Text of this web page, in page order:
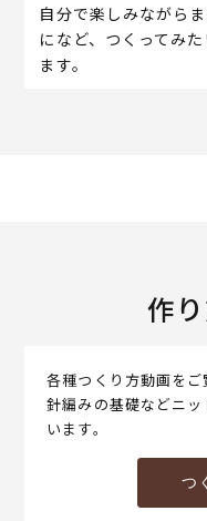
自分で楽しみながら
になど、つくってみ
ます。
作
各種つくり方動画を
針編みの基礎などニ
います。
つ